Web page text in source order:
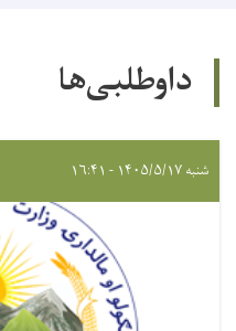
داوطلبی‌ها
شنبه ۱۴۰۵/۵/۱۷ - ۱۶:۴۱